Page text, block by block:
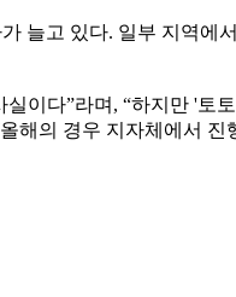
늘고 있다. 일부 지역에
이다”라며, “하지만 '토
해의 경우 지자체에서 진